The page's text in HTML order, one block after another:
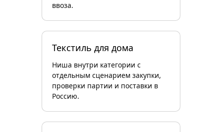
ввоза.
Текстиль для дома
Ниша внутри категории с
отдельным сценарием закупки,
проверки партии и поставки в
Россию.